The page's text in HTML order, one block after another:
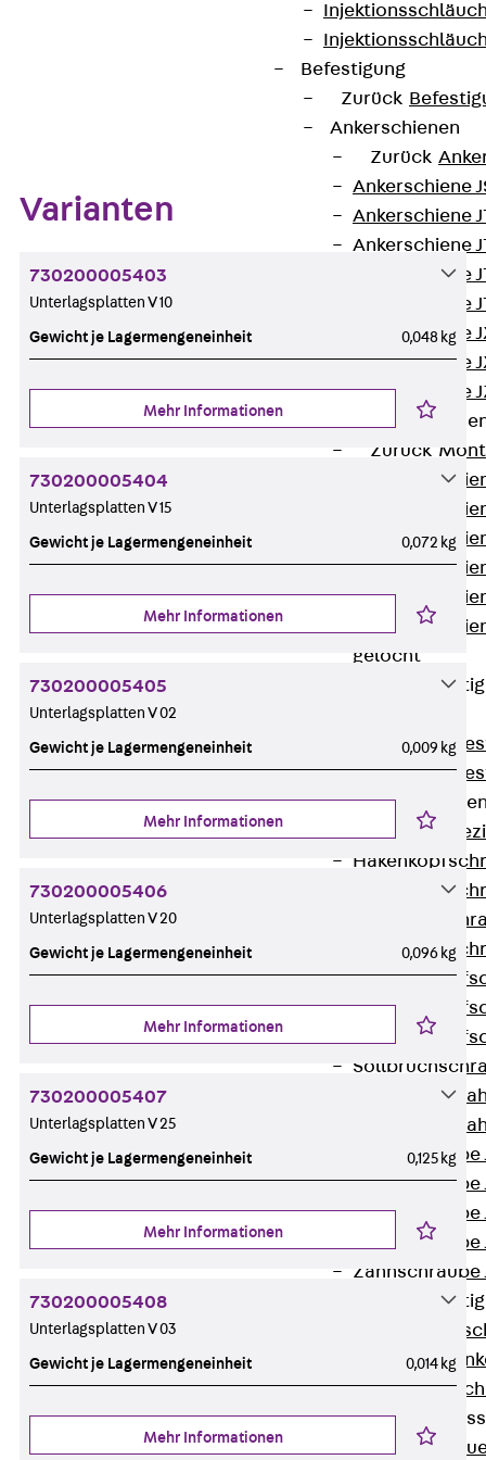
Befestigung
Zurück
Ankerschienen
Zurück
Ankerschiene
Ankerschiene
Ankerschiene
Ankerschiene
Ankerschiene
Ankerschiene
Ankerschiene
Ankerschiene
Zurück
gelocht
Zurück
Zahnschraube
Zahnschraube
Zahnschraube
Zahnschraube
Zahnschraube
Zurück
Varianten
730200005403
Unterlagsplatten V 10
Gewicht je Lagermengeneinheit 0,048 kg
Mehr Informationen
730200005404
Unterlagsplatten V 15
Gewicht je Lagermengeneinheit 0,072 kg
Mehr Informationen
730200005405
Unterlagsplatten V 02
Gewicht je Lagermengeneinheit 0,009 kg
Mehr Informationen
730200005406
Unterlagsplatten V 20
Gewicht je Lagermengeneinheit 0,096 kg
Mehr Informationen
730200005407
Unterlagsplatten V 25
Gewicht je Lagermengeneinheit 0,125 kg
Mehr Informationen
730200005408
Unterlagsplatten V 03
Gewicht je Lagermengeneinheit 0,014 kg
Mehr Informationen